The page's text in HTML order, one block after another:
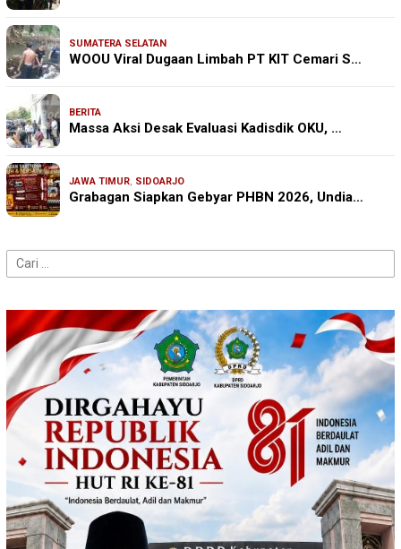
SUMATERA SELATAN
WOOU Viral Dugaan Limbah PT KIT Cemari S…
BERITA
Massa Aksi Desak Evaluasi Kadisdik OKU, …
JAWA TIMUR, SIDOARJO
Grabagan Siapkan Gebyar PHBN 2026, Undia…
Cari
untuk: